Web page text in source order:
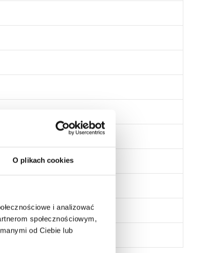
O plikach cookies
i analizować
społecznościowym,
od Ciebie lub